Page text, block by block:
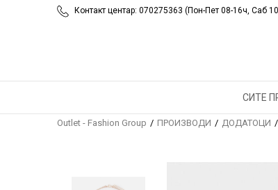
Контакт центар: 070275363 (Пон-Пет 08-16ч, Саб
СИТЕ
Outlet - Fashion Group ПРОИЗВОДИ ДОДАТОЦИ